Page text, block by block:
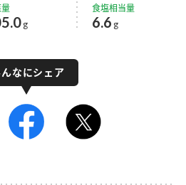
g
食塩相当量
6.6 g